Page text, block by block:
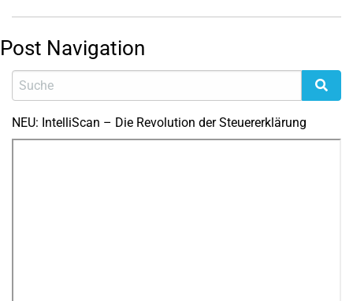
Post Navigation
NEU: IntelliScan – Die Revolution der Steuererklärung